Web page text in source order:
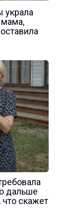
украла
дальше
что скажет